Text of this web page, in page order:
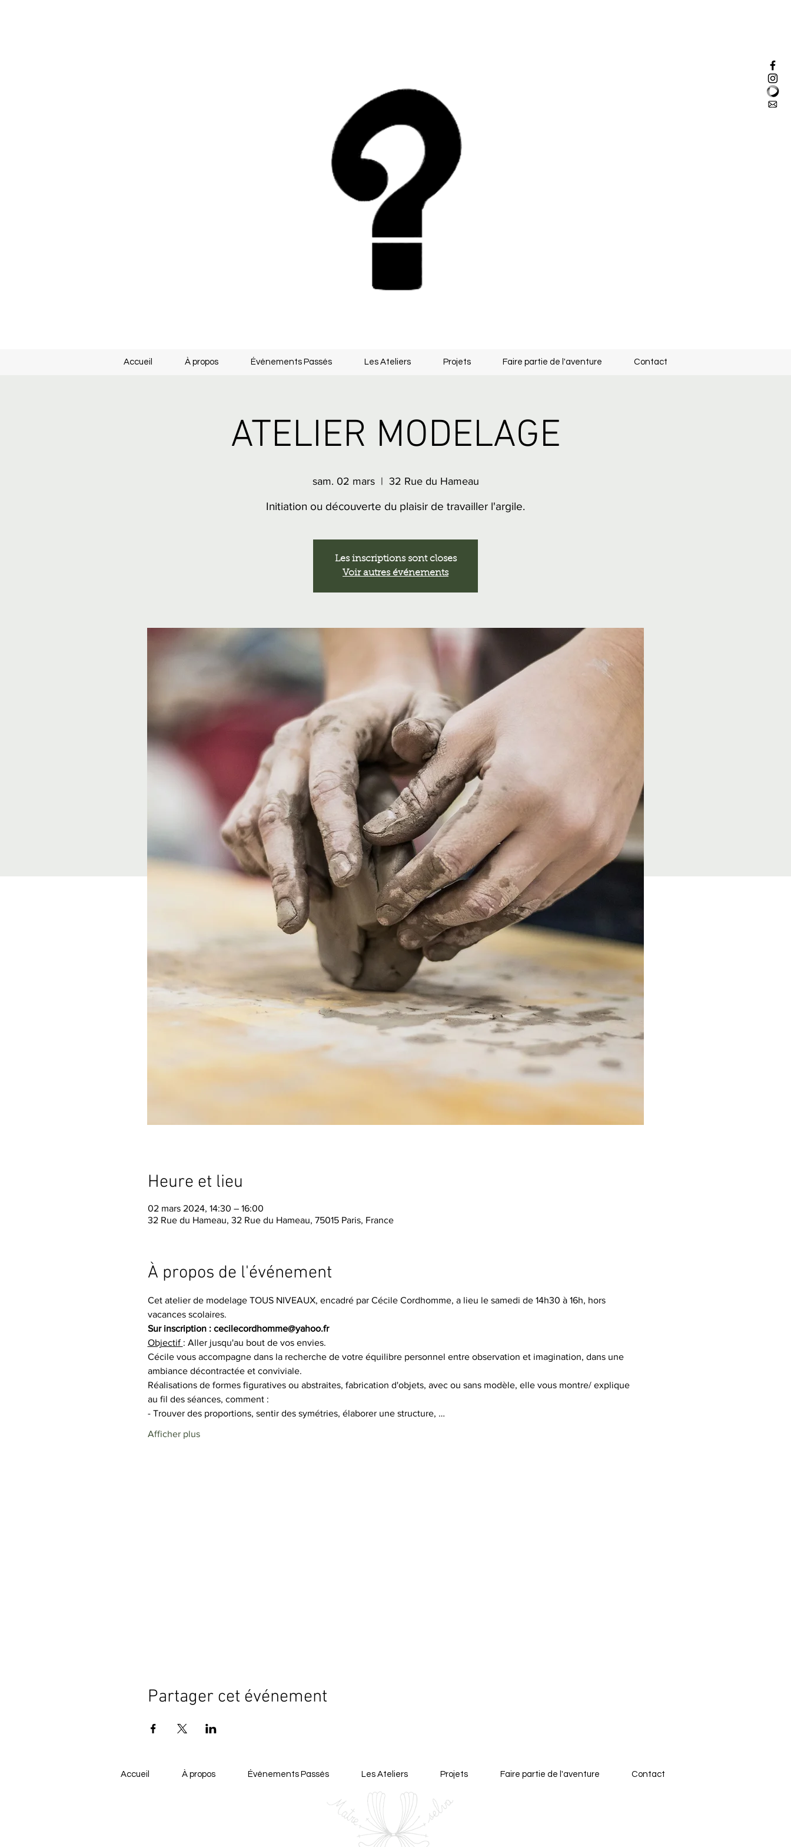
Accueil À propos Événements Passés Les Ateliers Projets Faire partie de l'aventure Contact
ATELIER MODELAGE
sam. 02 mars
  |
32 Rue du Hameau
Initiation ou découverte du plaisir de travailler l'argile.
Les inscriptions sont closes
Voir autres événements
Heure et lieu
02 mars 2024, 14:30 – 16:00
32 Rue du Hameau, 32 Rue du Hameau, 75015 Paris, France
À propos de l'événement
Cet atelier de modelage TOUS NIVEAUX, encadré par Cécile Cordhomme, a lieu le samedi de 14h30 à 16h, hors
vacances scolaires.
Sur inscription : cecilecordhomme@yahoo.fr
Objectif : Aller jusqu'au bout de vos envies.
Cécile vous accompagne dans la recherche de votre équilibre personnel entre observation et imagination, dans une
ambiance décontractée et conviviale.
Réalisations de formes figuratives ou abstraites, fabrication d'objets, avec ou sans modèle, elle vous montre/ explique
au fil des séances, comment :
- Trouver des proportions, sentir des symétries, élaborer une structure, …
Afficher plus
Partager cet événement
Accueil À propos Événements Passés Les Ateliers Projets Faire partie de l'aventure Contact